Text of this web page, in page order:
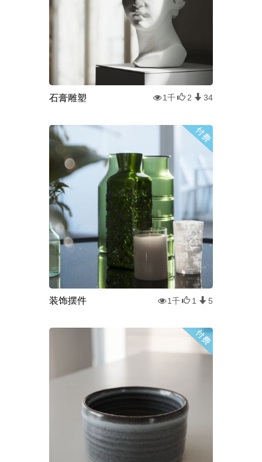
石膏雕塑 1千 2 34
装饰摆件 1千 1 5